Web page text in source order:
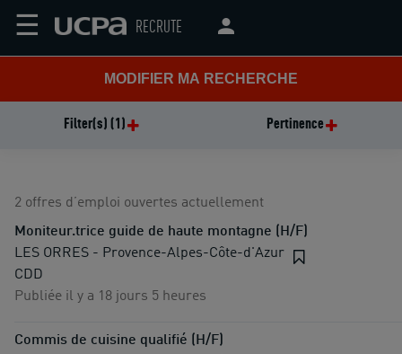
☰ RECRUTE
MODIFIER MA RECHERCHE
Filter(s) (1) Pertinence
2 offres d’emploi ouvertes actuellement
Moniteur.trice guide de haute montagne (H/F)
LES ORRES - Provence-Alpes-Côte-d'Azur
CDD
Publiée il y a 18 jours 5 heures
Commis de cuisine qualifié (H/F)